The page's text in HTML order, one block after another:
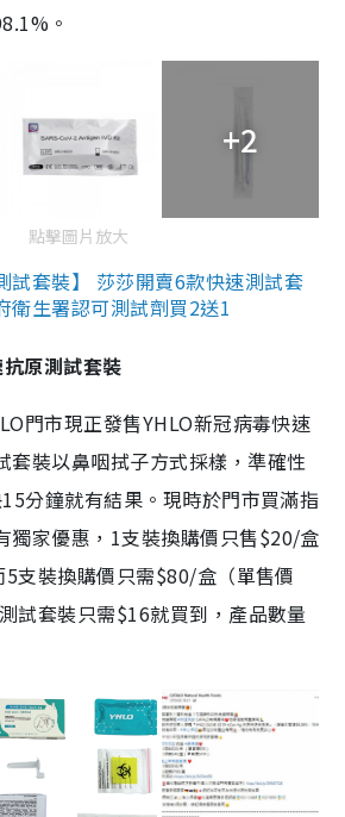
。
+2
點擊圖片放大
試套裝】 莎莎開賣6款快速測試套
衛生署認可測試劑買2送1
原測試套裝
門市現正發售YHLO新冠病毒快速
套裝以鼻咽拭子方式採樣，準確性
分鐘就有結果。現時於門市買滿指
獨家優惠，1支裝換購價只售$20/盒
5支裝換購價只需$80/盒（單售價
試套裝只需$16就買到，產品數量